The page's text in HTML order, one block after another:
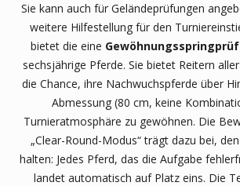
Sie kann auch für Geländeprüfungen
weitere Hilfestellung für den
bietet die eine
sechsjährige Pferde. Sie bietet Reitern
die Chance, ihre Nachwuchspferde über
Abmessung (80 cm, keine
Turnieratmosphäre zu gewöhnen. Die
„Clear-Round-Modus“ trägt dazu bei,
halten: Jedes Pferd, das die Aufgabe
landet automatisch auf Platz eins. Die